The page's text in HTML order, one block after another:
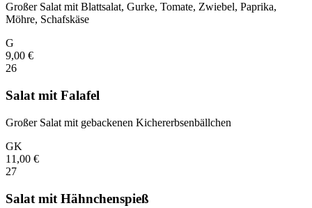
Großer Salat mit Blattsalat, Gurke, Tomate, Zwiebel, Paprika,
Möhre, Schafskäse
G
9,00 €
26
Salat mit Falafel
Großer Salat mit gebackenen Kichererbsenbällchen
GK
11,00 €
27
Salat mit Hähnchenspieß